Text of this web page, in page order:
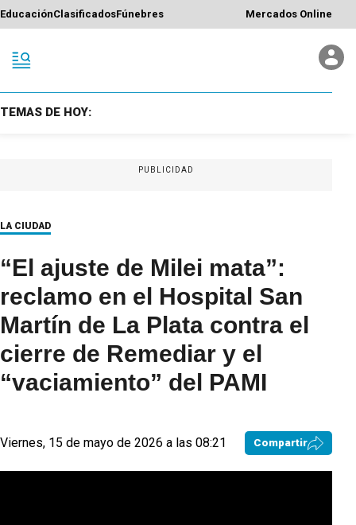
EducaciónClasificadosFúnebres Mercados Online
TEMAS DE HOY:
PUBLICIDAD
LA CIUDAD
“El ajuste de Milei mata”:
reclamo en el Hospital San
Martín de La Plata contra el
cierre de Remediar y el
“vaciamiento” del PAMI
Viernes, 15 de mayo de 2026 a las 08:21 Compartir